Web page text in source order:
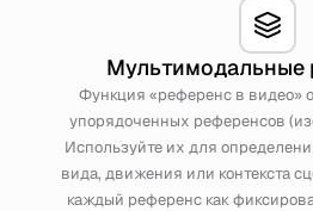
Мультимодальные
Функция «референс в видео»
упорядоченных референсов
Используйте их для
вида, движения или контекста
каждый референс как